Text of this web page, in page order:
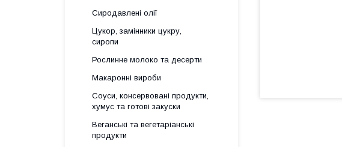
Сиродавлені олії
Цукор, замінники цукру,
сиропи
Рослинне молоко та десерти
Макаронні вироби
Соуси, консервовані продукти,
хумус та готові закуски
Веганські та вегетаріанські
продукти